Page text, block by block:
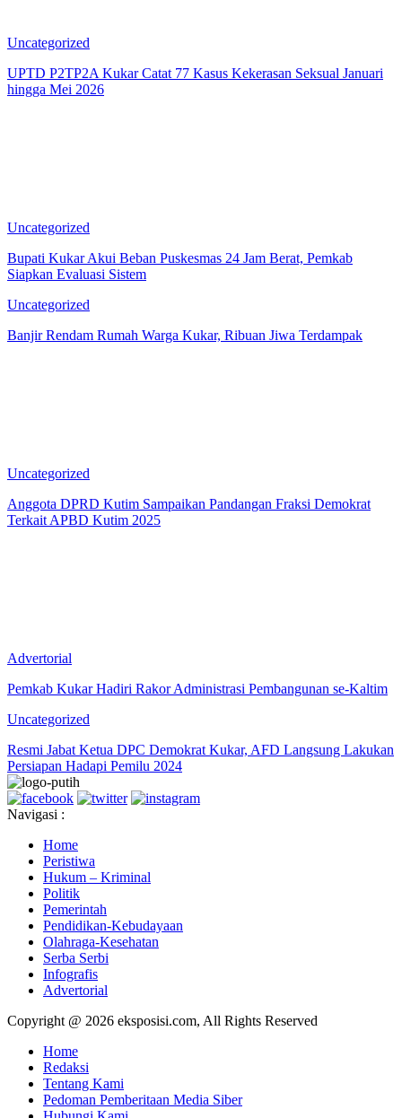
Uncategorized
UPTD P2TP2A Kukar Catat 77 Kasus Kekerasan Seksual Januari
hingga Mei 2026
Uncategorized
Bupati Kukar Akui Beban Puskesmas 24 Jam Berat, Pemkab
Siapkan Evaluasi Sistem
Uncategorized
Banjir Rendam Rumah Warga Kukar, Ribuan Jiwa Terdampak
Uncategorized
Anggota DPRD Kutim Sampaikan Pandangan Fraksi Demokrat
Terkait APBD Kutim 2025
Advertorial
Pemkab Kukar Hadiri Rakor Administrasi Pembangunan se-Kaltim
Uncategorized
Resmi Jabat Ketua DPC Demokrat Kukar, AFD Langsung Lakukan
Persiapan Hadapi Pemilu 2024
Navigasi :
Home
Peristiwa
Hukum – Kriminal
Politik
Pemerintah
Pendidikan-Kebudayaan
Olahraga-Kesehatan
Serba Serbi
Infografis
Advertorial
Copyright @ 2026 eksposisi.com, All Rights Reserved
Home
Redaksi
Tentang Kami
Pedoman Pemberitaan Media Siber